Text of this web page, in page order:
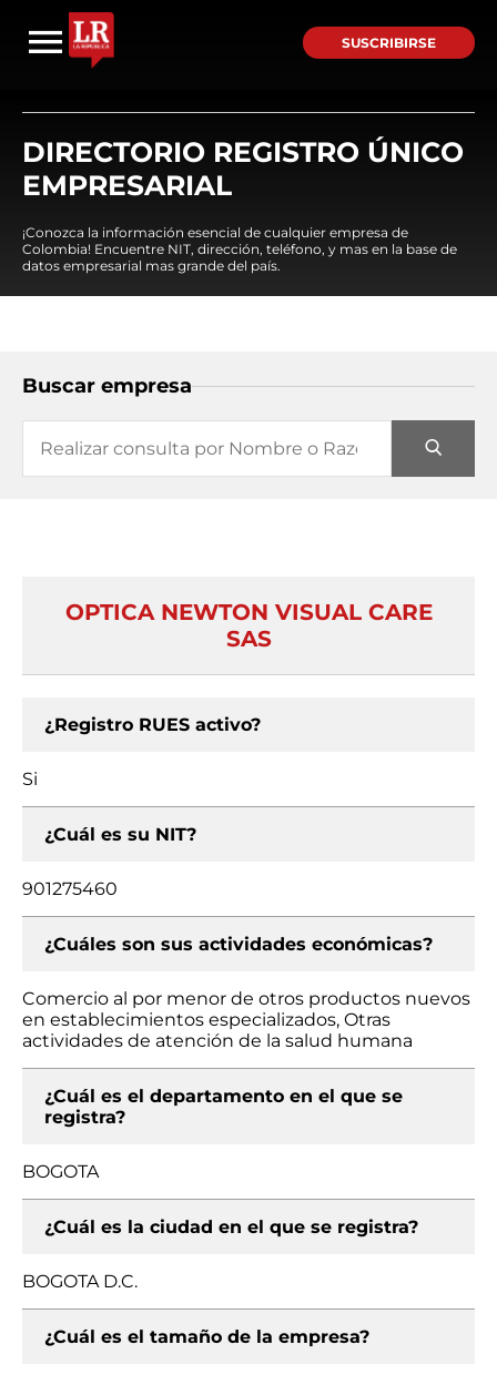
SUSCRIBIRSE
DIRECTORIO REGISTRO ÚNICO
EMPRESARIAL
¡Conozca la información esencial de cualquier empresa de
Colombia! Encuentre NIT, dirección, teléfono, y mas en la base de
datos empresarial mas grande del país.
Buscar empresa
OPTICA NEWTON VISUAL CARE
SAS
¿Registro RUES activo?
Si
¿Cuál es su NIT?
901275460
¿Cuáles son sus actividades económicas?
Comercio al por menor de otros productos nuevos
en establecimientos especializados, Otras
actividades de atención de la salud humana
¿Cuál es el departamento en el que se
registra?
BOGOTA
¿Cuál es la ciudad en el que se registra?
BOGOTA D.C.
¿Cuál es el tamaño de la empresa?